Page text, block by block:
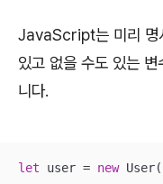
JavaScript는 미리 명
있고 없을 수도 있는
니다.
let user = new